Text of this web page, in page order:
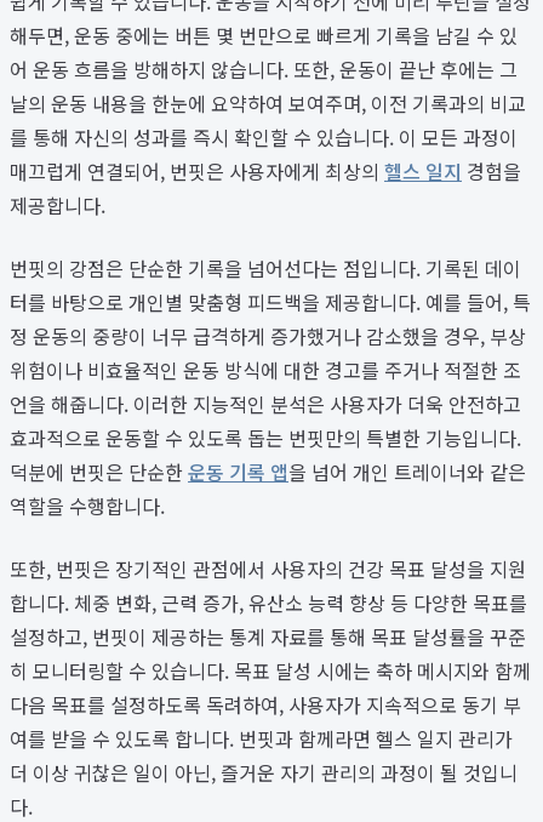
해두면, 운동 중에는 버튼 몇 번만으로 빠르게 기록을 남길 수 있
어 운동 흐름을 방해하지 않습니다. 또한, 운동이 끝난 후에는 그
날의 운동 내용을 한눈에 요약하여 보여주며, 이전 기록과의 비교
를 통해 자신의 성과를 즉시 확인할 수 있습니다. 이 모든 과정이
매끄럽게 연결되어, 번핏은 사용자에게 최상의 헬스 일지 경험을
제공합니다.
번핏의 강점은 단순한 기록을 넘어선다는 점입니다. 기록된 데이
터를 바탕으로 개인별 맞춤형 피드백을 제공합니다. 예를 들어, 특
정 운동의 중량이 너무 급격하게 증가했거나 감소했을 경우, 부상
위험이나 비효율적인 운동 방식에 대한 경고를 주거나 적절한 조
언을 해줍니다. 이러한 지능적인 분석은 사용자가 더욱 안전하고
효과적으로 운동할 수 있도록 돕는 번핏만의 특별한 기능입니다.
덕분에 번핏은 단순한 운동 기록 앱을 넘어 개인 트레이너와 같은
역할을 수행합니다.
또한, 번핏은 장기적인 관점에서 사용자의 건강 목표 달성을 지원
합니다. 체중 변화, 근력 증가, 유산소 능력 향상 등 다양한 목표를
설정하고, 번핏이 제공하는 통계 자료를 통해 목표 달성률을 꾸준
히 모니터링할 수 있습니다. 목표 달성 시에는 축하 메시지와 함께
다음 목표를 설정하도록 독려하여, 사용자가 지속적으로 동기 부
여를 받을 수 있도록 합니다. 번핏과 함께라면 헬스 일지 관리가
더 이상 귀찮은 일이 아닌, 즐거운 자기 관리의 과정이 될 것입니
다.